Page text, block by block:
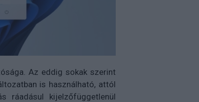
Az eddig sokak szerint
is használható, attól
ráadásul kijelzőfüggetlenül